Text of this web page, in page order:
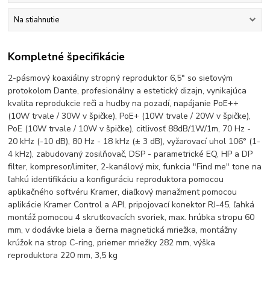
Na stiahnutie
Kompletné špecifikácie
2-pásmový koaxiálny stropný reproduktor 6,5" so sieťovým
protokolom Dante, profesionálny a estetický dizajn, vynikajúca
kvalita reprodukcie reči a hudby na pozadí, napájanie PoE++
(10W trvale / 30W v špičke), PoE+ (10W trvale / 20W v špičke),
PoE (10W trvale / 10W v špičke), citlivosť 88dB/1W/1m, 70 Hz -
20 kHz (-10 dB), 80 Hz - 18 kHz (± 3 dB), vyžarovací uhol 106° (1-
4 kHz), zabudovaný zosilňovač, DSP - parametrické EQ, HP a DP
filter, kompresor/limiter, 2-kanálový mix, funkcia "Find me" tone na
ľahkú identifikáciu a konfiguráciu reproduktora pomocou
aplikačného softvéru Kramer, diaľkový manažment pomocou
aplikácie Kramer Control a API, pripojovací konektor RJ-45, ľahká
montáž pomocou 4 skrutkovacích svoriek, max. hrúbka stropu 60
mm, v dodávke biela a čierna magnetická mriežka, montážny
krúžok na strop C-ring, priemer mriežky 282 mm, výška
reproduktora 220 mm, 3,5 kg